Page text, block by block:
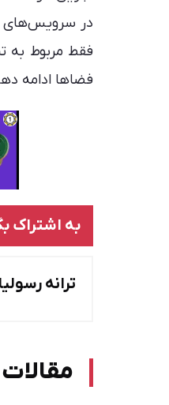
فقط مربوط به
فضاها ادامه
به اشتراک
ترانه